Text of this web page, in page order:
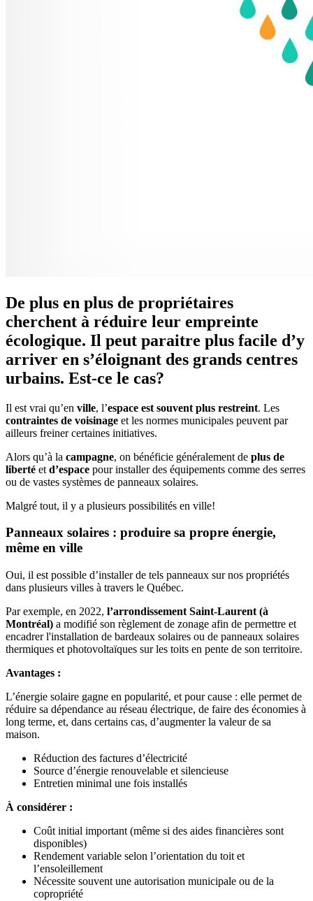
De plus en plus de propriétaires
cherchent à réduire leur empreinte
écologique. Il peut paraitre plus facile d’y
arriver en s’éloignant des grands centres
urbains. Est-ce le cas?
Il est vrai qu’en ville, l’espace est souvent plus restreint. Les
contraintes de voisinage et les normes municipales peuvent par
ailleurs freiner certaines initiatives.
Alors qu’à la campagne, on bénéficie généralement de plus de
liberté et d’espace pour installer des équipements comme des serres
ou de vastes systèmes de panneaux solaires.
Malgré tout, il y a plusieurs possibilités en ville!
Panneaux solaires : produire sa propre énergie,
même en ville
Oui, il est possible d’installer de tels panneaux sur nos propriétés
dans plusieurs villes à travers le Québec.
Par exemple, en 2022, l’arrondissement Saint-Laurent (à
Montréal) a modifié son règlement de zonage afin de permettre et
encadrer l'installation de bardeaux solaires ou de panneaux solaires
thermiques et photovoltaïques sur les toits en pente de son territoire.
Avantages :
L’énergie solaire gagne en popularité, et pour cause : elle permet de
réduire sa dépendance au réseau électrique, de faire des économies à
long terme, et, dans certains cas, d’augmenter la valeur de sa
maison.
Réduction des factures d’électricité
Source d’énergie renouvelable et silencieuse
Entretien minimal une fois installés
À considérer :
Coût initial important (même si des aides financières sont
disponibles)
Rendement variable selon l’orientation du toit et
l’ensoleillement
Nécessite souvent une autorisation municipale ou de la
copropriété